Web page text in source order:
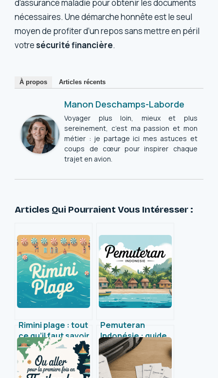
d’assurance maladie pour obtenir les documents
nécessaires. Une démarche honnête est le seul
moyen de profiter d’un repos sans mettre en péril
votre sécurité financière.
À propos Articles récents
Manon Deschamps-Laborde
Voyager plus loin, mieux et plus
sereinement, c’est ma passion et mon
métier : je partage ici mes astuces et
coups de cœur pour inspirer chaque
trajet en avion.
Articles Qui Pourraient Vous Intéresser :
Rimini plage : tout
ce qu’il faut savoir
pour profiter du
littoral italien
Pemuteran
Indonésie : guide
vivant pour
explorer ce joyau
oublié de Bali